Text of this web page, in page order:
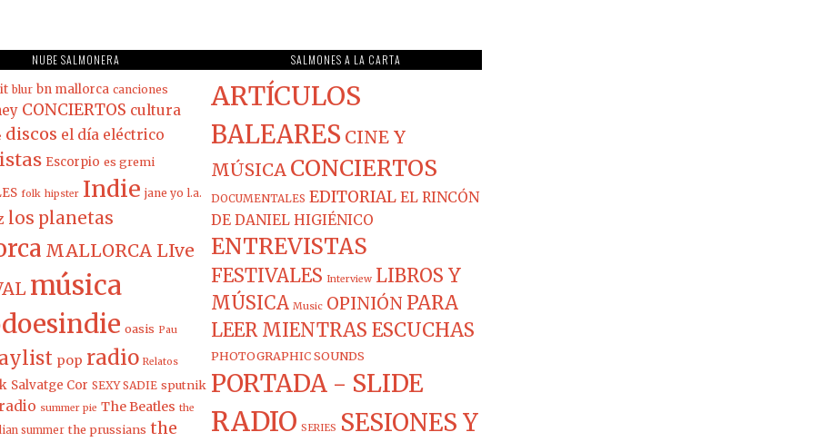
NUBE SALMONERA
blur bn mallorca canciones
CONCIERTOS cultura
discos el día eléctrico
Escorpio es gremi
folk hipster Indie jane yo l.a.
los planetas
MALLORCA LIve
música
oasis Pau
pop radio Relatos
Salvatge Cor SEXY SADIE sputnik
summer pie The Beatles the
summer the prussians the
SALMONES A LA CARTA
ARTÍCULOS
BALEARES CINE Y
MÚSICA CONCIERTOS
DOCUMENTALES EDITORIAL EL RINCÓN
DE DANIEL HIGIÉNICO
ENTREVISTAS
FESTIVALES Interview LIBROS Y
MÚSICA Music OPINIÓN PARA
LEER MIENTRAS ESCUCHAS
PHOTOGRAPHIC SOUNDS
PORTADA - SLIDE
RADIO SERIES SESIONES Y